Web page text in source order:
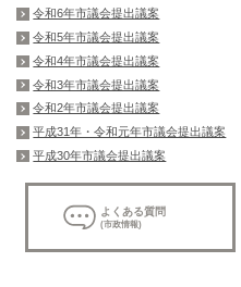
令和6年市議会提出議案
令和5年市議会提出議案
令和4年市議会提出議案
令和3年市議会提出議案
令和2年市議会提出議案
平成31年・令和元年市議会提出議案
平成30年市議会提出議案
よくある質問
(市政情報)